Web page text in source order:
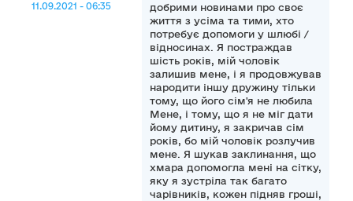
11.09.2021 - 06:35
добрими новинами про своє
життя з усіма та тими, хто
потребує допомоги у шлюбі /
відносинах. Я постраждав
шість років, мій чоловік
залишив мене, і я продовжував
народити іншу дружину тільки
тому, що його сім'я не любила
Мене, і тому, що я не міг дати
йому дитину, я закричав сім
років, бо мій чоловік розлучив
мене. Я шукав заклинання, що
хмара допомогла мені на сітку,
яку я зустріла так багато
чарівників, кожен підняв гроші,